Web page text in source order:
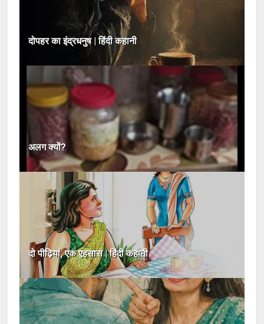
दोपहर का इंद्रधनुष | हिंदी कहानी
अलग क्यों?
दो पीढ़ियां, एक एहसास | हिंदी कहानी